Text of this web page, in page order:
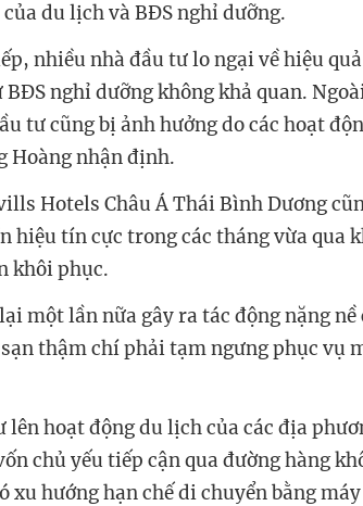
du lịch và BĐSnghỉ dưỡng.
nhiều nhà đầu tư lo ngại về hiệu
nghỉ dưỡng không khả quan.
tư cũng bị ảnh hưởng do các hoạt
Hoàng nhận định.
Hotels Châu Á Thái Bình Dương
tín cực trong các tháng vừa qua
khôi phục.
một lần nữa gây ra tác động nặng nề
thậm chí phải tạm ngưng phục vụ
hoạt động du lịch của các địa
chủ yếu tiếp cận qua đường hàng
hướng hạn chế di chuyển bằng